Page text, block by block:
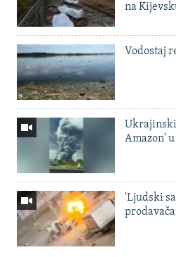
na
Vodostaj
Amazon'
'Ljudski